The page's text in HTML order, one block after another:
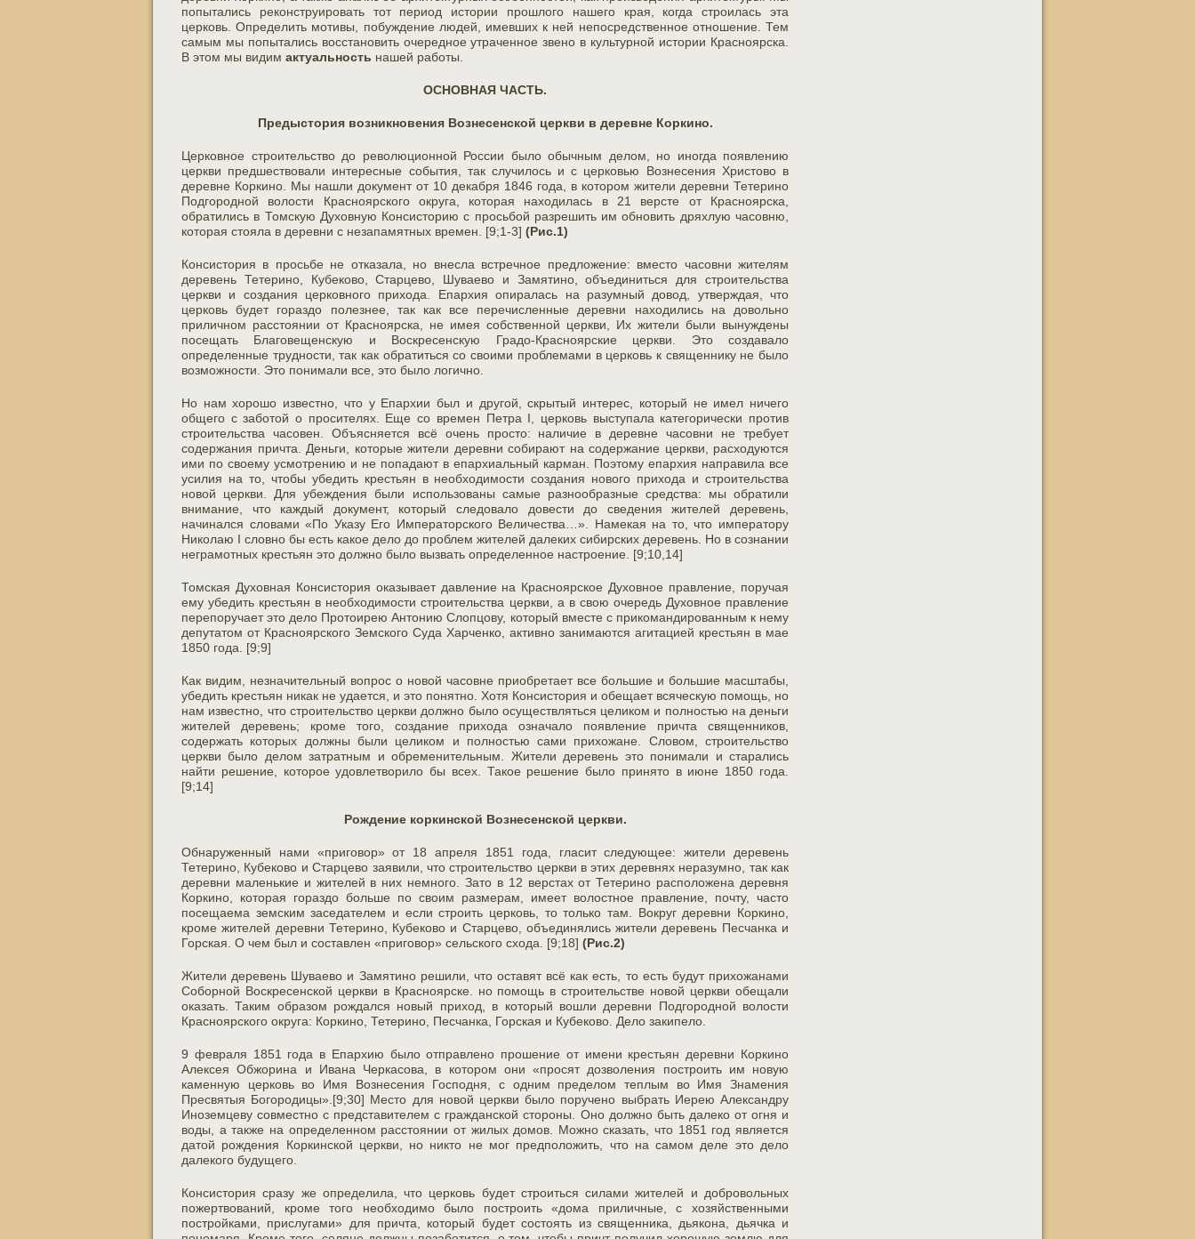
попытались реконструировать тот период истории прошлого нашего края, когда строилась эта
церковь. Определить мотивы, побуждение людей, имевших к ней непосредственное отношение. Тем
самым мы попытались восстановить очередное утраченное звено в культурной истории Красноярска.
В этом мы видим актуальность нашей работы.
ОСНОВНАЯ ЧАСТЬ.
Предыстория возникновения Вознесенской церкви в деревне Коркино.
Церковное строительство до революционной России было обычным делом, но иногда появлению
церкви предшествовали интересные события, так случилось и с церковью Вознесения Христово в
деревне Коркино. Мы нашли документ от 10 декабря 1846 года, в котором жители деревни Тетерино
Подгородной волости Красноярского округа, которая находилась в 21 версте от Красноярска,
обратились в Томскую Духовную Консисторию с просьбой разрешить им обновить дряхлую часовню,
которая стояла в деревни с незапамятных времен. [9;1-3] (Рис.1)
Консистория в просьбе не отказала, но внесла встречное предложение: вместо часовни жителям
деревень Тетерино, Кубеково, Старцево, Шуваево и Замятино, объединиться для строительства
церкви и создания церковного прихода. Епархия опиралась на разумный довод, утверждая, что
церковь будет гораздо полезнее, так как все перечисленные деревни находились на довольно
приличном расстоянии от Красноярска, не имея собственной церкви, Их жители были вынуждены
посещать Благовещенскую и Воскресенскую Градо-Красноярские церкви. Это создавало
определенные трудности, так как обратиться со своими проблемами в церковь к священнику не было
возможности. Это понимали все, это было логично.
Но нам хорошо известно, что у Епархии был и другой, скрытый интерес, который не имел ничего
общего с заботой о просителях. Еще со времен Петра I, церковь выступала категорически против
строительства часовен. Объясняется всё очень просто: наличие в деревне часовни не требует
содержания причта. Деньги, которые жители деревни собирают на содержание церкви, расходуются
ими по своему усмотрению и не попадают в епархиальный карман. Поэтому епархия направила все
усилия на то, чтобы убедить крестьян в необходимости создания нового прихода и строительства
новой церкви. Для убеждения были использованы самые разнообразные средства: мы обратили
внимание, что каждый документ, который следовало довести до сведения жителей деревень,
начинался словами «По Указу Его Императорского Величества…». Намекая на то, что императору
Николаю I словно бы есть какое дело до проблем жителей далеких сибирских деревень. Но в сознании
неграмотных крестьян это должно было вызвать определенное настроение. [9;10,14]
Томская Духовная Консистория оказывает давление на Красноярское Духовное правление, поручая
ему убедить крестьян в необходимости строительства церкви, а в свою очередь Духовное правление
перепоручает это дело Протоирею Антонию Слопцову, который вместе с прикомандированным к нему
депутатом от Красноярского Земского Суда Харченко, активно занимаются агитацией крестьян в мае
1850 года. [9;9]
Как видим, незначительный вопрос о новой часовне приобретает все большие и большие масштабы,
убедить крестьян никак не удается, и это понятно. Хотя Консистория и обещает всяческую помощь, но
нам известно, что строительство церкви должно было осуществляться целиком и полностью на деньги
жителей деревень; кроме того, создание прихода означало появление причта священников,
содержать которых должны были целиком и полностью сами прихожане. Словом, строительство
церкви было делом затратным и обременительным. Жители деревень это понимали и старались
найти решение, которое удовлетворило бы всех. Такое решение было принято в июне 1850 года.
[9;14]
Рождение коркинской Вознесенской церкви.
Обнаруженный нами «приговор» от 18 апреля 1851 года, гласит следующее: жители деревень
Тетерино, Кубеково и Старцево заявили, что строительство церкви в этих деревнях неразумно, так как
деревни маленькие и жителей в них немного. Зато в 12 верстах от Тетерино расположена деревня
Коркино, которая гораздо больше по своим размерам, имеет волостное правление, почту, часто
посещаема земским заседателем и если строить церковь, то только там. Вокруг деревни Коркино,
кроме жителей деревни Тетерино, Кубеково и Старцево, объединялись жители деревень Песчанка и
Горская. О чем был и составлен «приговор» сельского схода. [9;18] (Рис.2)
Жители деревень Шуваево и Замятино решили, что оставят всё как есть, то есть будут прихожанами
Соборной Воскресенской церкви в Красноярске. но помощь в строительстве новой церкви обещали
оказать. Таким образом рождался новый приход, в который вошли деревни Подгородной волости
Красноярского округа: Коркино, Тетерино, Песчанка, Горская и Кубеково. Дело закипело.
9 февраля 1851 года в Епархию было отправлено прошение от имени крестьян деревни Коркино
Алексея Обжорина и Ивана Черкасова, в котором они «просят дозволения построить им новую
каменную церковь во Имя Вознесения Господня, с одним пределом теплым во Имя Знамения
Пресвятыя Богородицы».[9;30] Место для новой церкви было поручено выбрать Иерею Александру
Иноземцеву совместно с представителем с гражданской стороны. Оно должно быть далеко от огня и
воды, а также на определенном расстоянии от жилых домов. Можно сказать, что 1851 год является
датой рождения Коркинской церкви, но никто не мог предположить, что на самом деле это дело
далекого будущего.
Консистория сразу же определила, что церковь будет строиться силами жителей и добровольных
пожертвований, кроме того необходимо было построить «дома приличные, с хозяйственными
постройками, прислугами» для причта, который будет состоять из священника, дьякона, дьячка и